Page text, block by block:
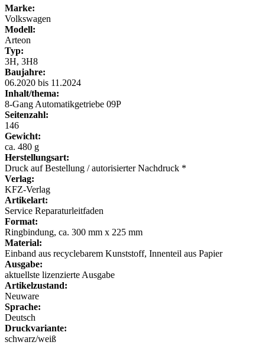
Marke:
Volkswagen
Modell:
Arteon
Typ:
3H, 3H8
Baujahre:
06.2020 bis 11.2024
Inhalt/thema:
8-Gang Automatikgetriebe 09P
Seitenzahl:
146
Gewicht:
ca. 480 g
Herstellungsart:
Druck auf Bestellung / autorisierter Nachdruck *
Verlag:
KFZ-Verlag
Artikelart:
Service Reparaturleitfaden
Format:
Ringbindung, ca. 300 mm x 225 mm
Material:
Einband aus recyclebarem Kunststoff, Innenteil aus Papier
Ausgabe:
aktuellste lizenzierte Ausgabe
Artikelzustand:
Neuware
Sprache:
Deutsch
Druckvariante:
schwarz/weiß